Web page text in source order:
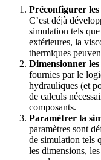
Préconfigurer les
C’est déjà
simulation tels
extérieures, la
thermiques
Dimensionner
fournies par le
hydrauliques (et
de calculs
composants.
Paramétrer la
paramètres sont
de simulation tels
les dimensions,